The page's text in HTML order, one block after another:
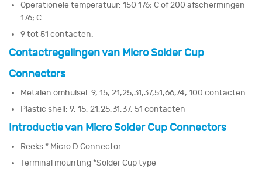
Operationele temperatuur: 150 176; C of 200 afschermingen
176; C.
9 tot 51 contacten.
Contactregelingen van Micro Solder Cup
Connectors
Metalen omhulsel: 9, 15, 21,25,31,37,51,66,74, 100 contacten
Plastic shell: 9, 15, 21,25,31,37, 51 contacten
Introductie van Micro Solder Cup Connectors
Reeks * Micro D Connector
Terminal mounting *Solder Cup type